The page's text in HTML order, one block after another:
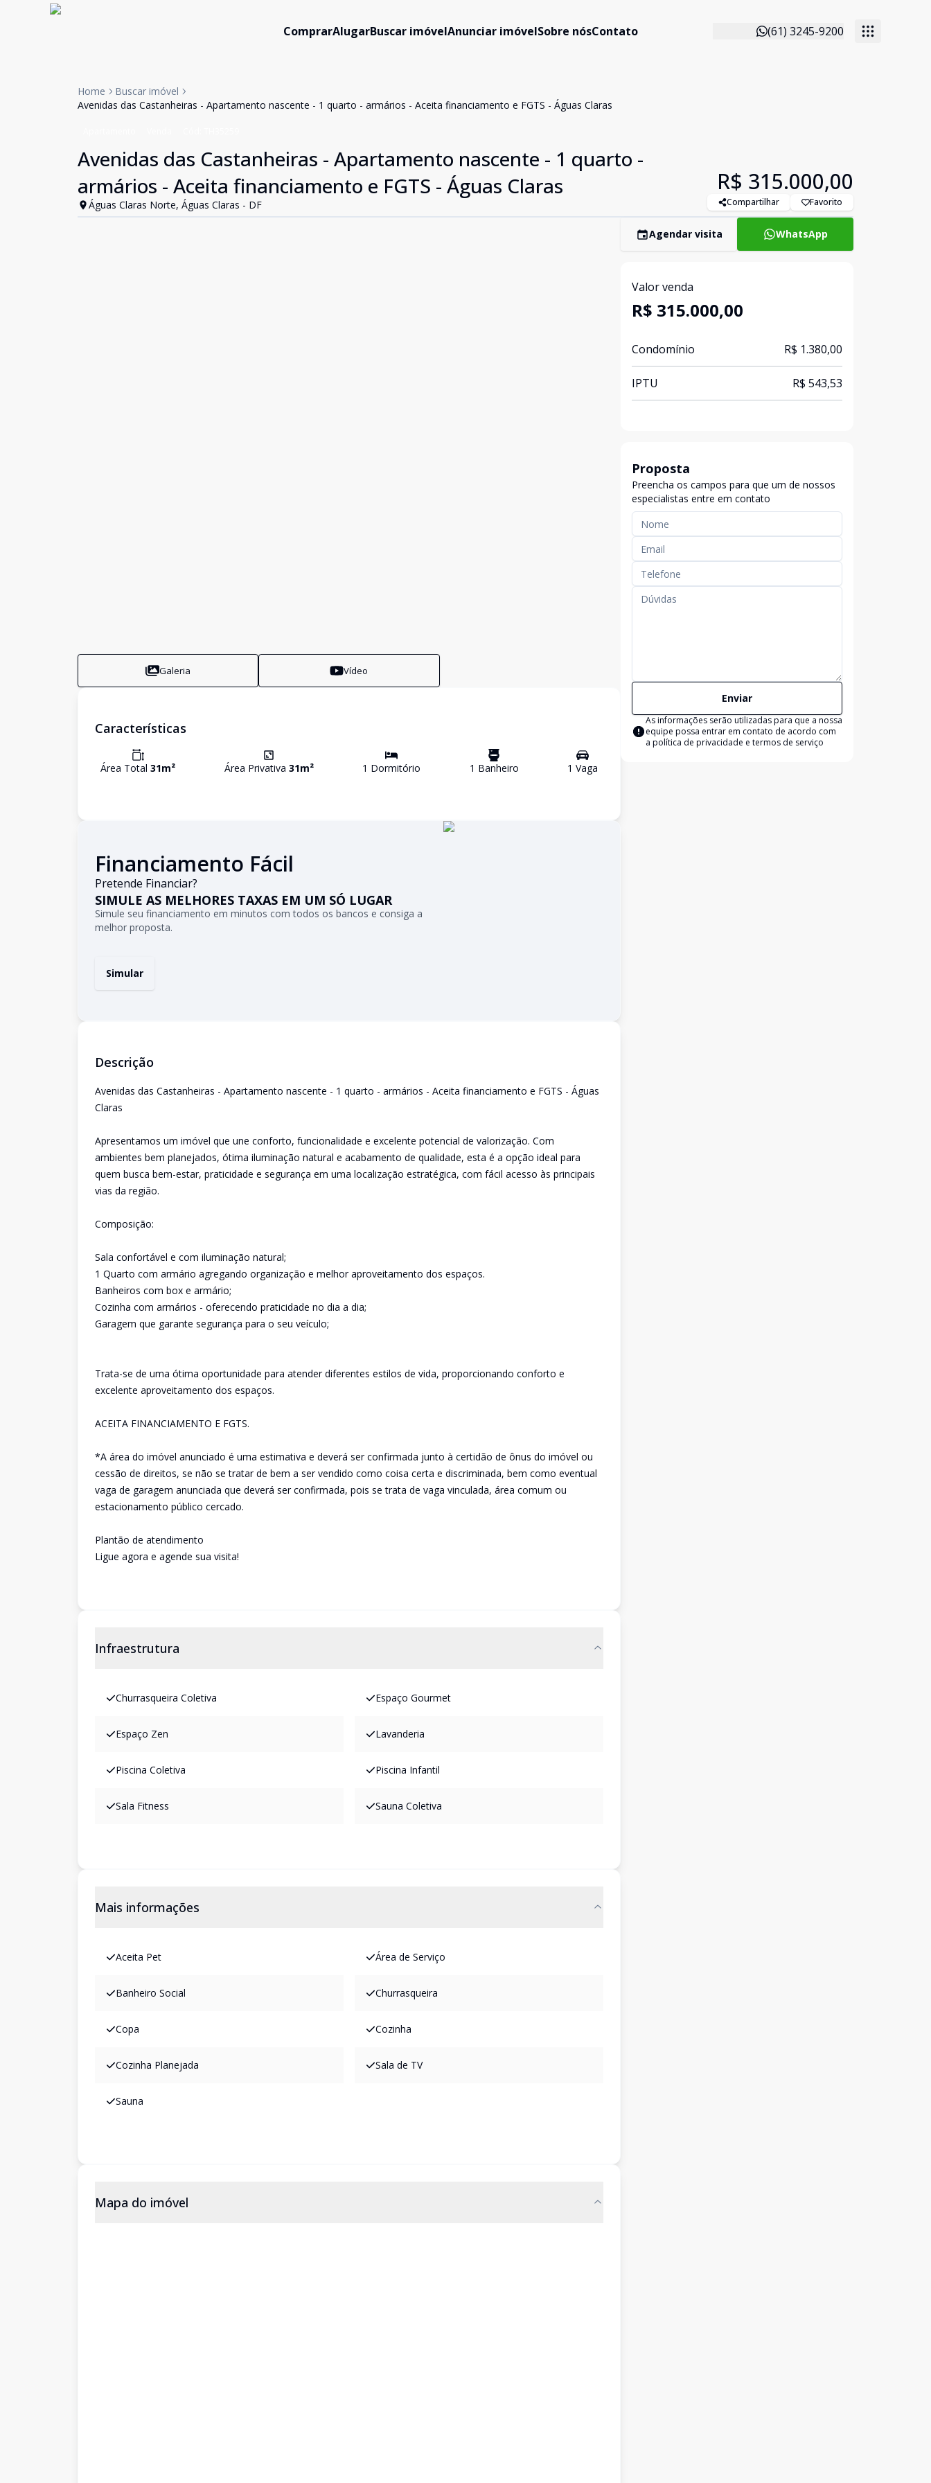
ComprarAlugarBuscar imóvelAnunciar imóvelSobre nósContato (61) 3245-9200
Home
Buscar imóvel
Avenidas das Castanheiras - Apartamento nascente - 1 quarto - armários - Aceita financiamento e FGTS - Águas Claras
Avenidas das Castanheiras - Apartamento nascente - 1 quarto -
armários - Aceita financiamento e FGTS - Águas Claras
Águas Claras Norte, Águas Claras - DF
R$ 315.000,00
Compartilhar Favorito
Galeria Vídeo
Características
Área Total 31m² Área Privativa 31m² 1 Dormitório 1 Banheiro 1 Vaga
Financiamento Fácil
Pretende Financiar?
SIMULE AS MELHORES TAXAS EM UM SÓ LUGAR
Simule seu financiamento em minutos com todos os bancos e consiga a
melhor proposta.
Simular
Descrição
Avenidas das Castanheiras - Apartamento nascente - 1 quarto - armários - Aceita financiamento e FGTS - Águas
Claras
Apresentamos um imóvel que une conforto, funcionalidade e excelente potencial de valorização. Com
ambientes bem planejados, ótima iluminação natural e acabamento de qualidade, esta é a opção ideal para
quem busca bem-estar, praticidade e segurança em uma localização estratégica, com fácil acesso às principais
vias da região.
Composição:
Sala confortável e com iluminação natural;
1 Quarto com armário agregando organização e melhor aproveitamento dos espaços.
Banheiros com box e armário;
Cozinha com armários - oferecendo praticidade no dia a dia;
Garagem que garante segurança para o seu veículo;
Trata-se de uma ótima oportunidade para atender diferentes estilos de vida, proporcionando conforto e
excelente aproveitamento dos espaços.
ACEITA FINANCIAMENTO E FGTS.
*A área do imóvel anunciado é uma estimativa e deverá ser confirmada junto à certidão de ônus do imóvel ou
cessão de direitos, se não se tratar de bem a ser vendido como coisa certa e discriminada, bem como eventual
vaga de garagem anunciada que deverá ser confirmada, pois se trata de vaga vinculada, área comum ou
estacionamento público cercado.
Plantão de atendimento
Ligue agora e agende sua visita!
Infraestrutura
Churrasqueira Coletiva Espaço Gourmet
Espaço Zen Lavanderia
Piscina Coletiva Piscina Infantil
Sala Fitness Sauna Coletiva
Mais informações
Aceita Pet Área de Serviço
Banheiro Social Churrasqueira
Copa Cozinha
Cozinha Planejada Sala de TV
Sauna
Mapa do imóvel
Agendar visita WhatsApp
Valor venda
R$ 315.000,00
Condomínio R$ 1.380,00
IPTU R$ 543,53
Proposta
Preencha os campos para que um de nossos
especialistas entre em contato
Enviar
As informações serão utilizadas para que a nossa
equipe possa entrar em contato de acordo com
a política de privacidade e termos de serviço